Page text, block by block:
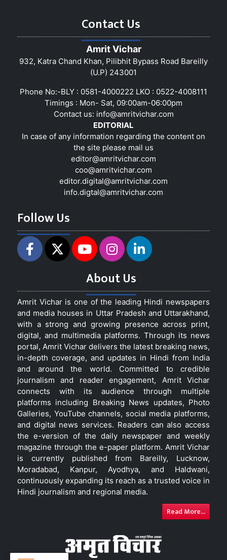
Contact Us
Amrit Vichar
932, Katra Chand Khan, Pilibhit Bypass Road Bareilly
(U.P) 243001
Phone No:-BLY : 0581-4000222 LKO : 0522-4008111
Timings : Mon- Sat, 09:00am-06:00pm
Contact us: info@amritvichar.com
EDITORIAL
In case of any information regarding the content on
the site please mail us
editor@amritvichar.com
coo@amritvichar.com
editor.digital@amritvichar.com
info.digtal@amritvichar.com
Follow Us
About Us
Amrit Vichar is one of the leading Hindi newspapers
and media houses in Uttar Pradesh and Uttarakhand,
with a strong and growing presence across print,
digital, and multimedia platforms. Through its news
portal, Amrit Vichar delivers the latest breaking news,
in-depth coverage, and updates in Hindi from India
and around the world. Committed to credible
journalism and reader engagement, Amrit Vichar
connects with its audience through multiple
platforms including Breaking News updates, Photo
Galleries, YouTube channels, social media platforms,
and digital news services. Readers can also access
the e-version of the daily newspaper and weekly
magazine through the e-paper platform. Amrit Vichar
is currently published from Bareilly, Lucknow,
Moradabad, Kanpur, Ayodhya, and Haldwani,
continuously expanding its reach as a trusted voice in
Hindi journalism and regional media.
Read More...